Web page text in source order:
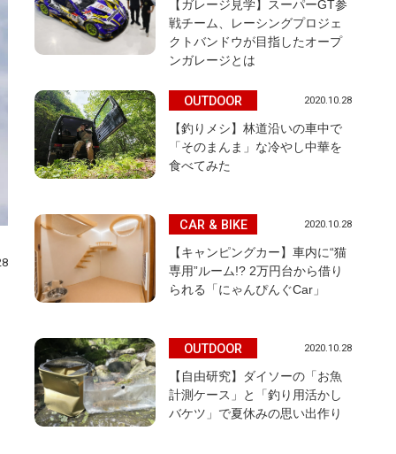
【ガレージ見学】スーパーGT参
戦チーム、レーシングプロジェ
クトバンドウが目指したオープ
ンガレージとは
OUTDOOR 2020.10.28
【釣りメシ】林道沿いの車中で
「そのまんま」な冷やし中華を
食べてみた
CAR & BIKE 2020.10.28
【キャンピングカー】車内に“猫
専用”ルーム!? 2万円台から借り
られる「にゃんぴんぐCar」
OUTDOOR 2020.10.28
【自由研究】ダイソーの「お魚
計測ケース」と「釣り用活かし
バケツ」で夏休みの思い出作り